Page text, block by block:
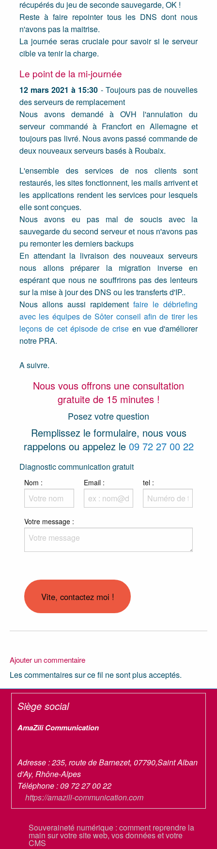
récupérés du jeu de seconde sauvegarde, OK !
Reste à faire repointer tous les DNS dont nous
n'avons pas la maitrise.
La journée seras cruciale pour savoir si le serveur
cible va tenir la charge.
Le point de la mi-journée
12 mars 2021 à 15:30 - Toujours pas de nouvelles
des serveurs de remplacement
Nous avons demandé à OVH l'annulation du
serveur commandé à Francfort en Allemagne et
toujours pas livré. Nous avons passé commande de
deux nouveaux serveurs basés à Roubaix.
L'ensemble des services de nos clients sont
restaurés, les sites fonctionnent, les mails arrivent et
les applications rendent les services pour lesquels
elle sont conçues.
Nous avons eu pas mal de soucis avec la
sauvegarde du second serveur et nous n'avons pas
pu remonter les derniers backups
En attendant la livraison des nouveaux serveurs
nous allons préparer la migration inverse en
espérant que nous ne souffrirons pas des lenteurs
sur la mise à jour des DNS ou les transferts d'IP..
Nous allons aussi rapidement faire le débriefing
avec les équipes de Sôter conseil afin de tirer les
leçons de cet épisode de crise en vue d'améliorer
notre PRA.
A suivre.
Nous vous offrons une consultation
gratuite de 15 minutes !
Posez votre question
Remplissez le formulaire, nous vous
rappelons ou appelez le 09 72 27 00 22
Diagnostic communication gratuit
Nom : Email : tel :
Sujet :
Votre message :
Ajouter un commentaire
Les commentaires sur ce fil ne sont plus acceptés.
Siège social
AmaZili Communication
Adresse :235, route de Barnezet,07790,Saint Alban
d'Ay,Rhône-Alpes
Téléphone :09 72 27 00 22
https://amazili-communication.com
Souveraineté numérique : comment reprendre la
main sur votre site web, vos données et votre
CMS